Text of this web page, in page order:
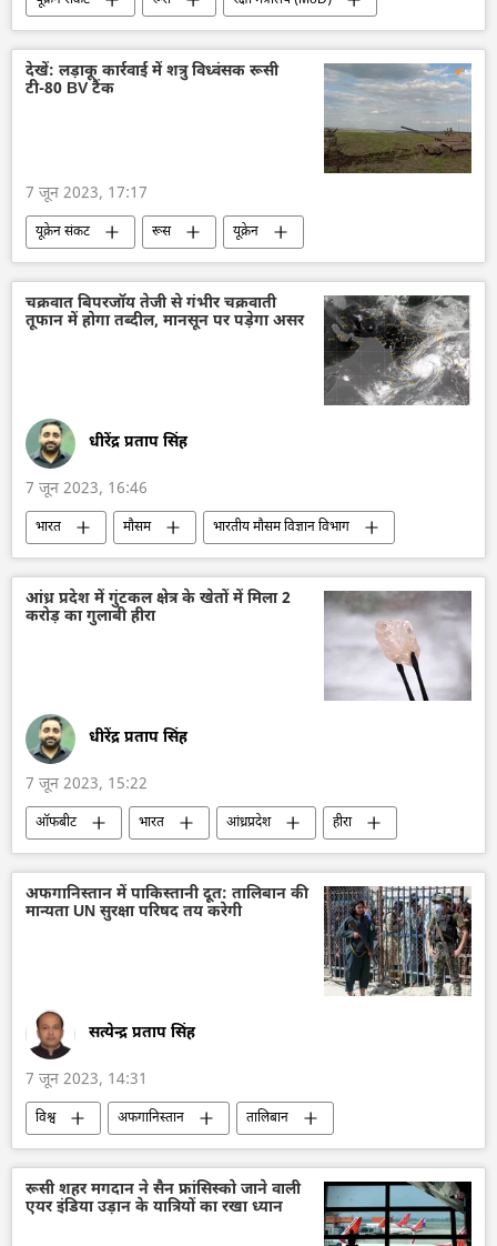
राष्ट्रीय सुरक्षा
विशेष सैन्य अभियान
सैन्य सहायता
यूक्रेन
यूक्रेन सशस्त्र बल
देखें: लड़ाकू कार्रवाई में शत्रु विध्वंसक रूसी
टी-80 BV टैंक
7 जून 2023, 17:17
यूक्रेन संकट रूस
यूक्रेन
यूक्रेन सशस्त्र बल
रूसी सेना
रूसी टैंक
विशेष सैन्य अभियान
कीव
राष्ट्रीय सुरक्षा
उत्पादन
लड़ाकू वाहन रक्षा मंत्रालय (MoD)
चक्रवात बिपरजॉय तेजी से गंभीर चक्रवाती
तूफान में होगा तब्दील, मानसून पर पड़ेगा असर
धीरेंद्र प्रताप सिंह
7 जून 2023, 16:46
भारत मौसम
भारतीय मौसम विज्ञान विभाग
जलवायु परिवर्तन
चक्रवात बिपरजॉय
प्रकृति संरक्षण
प्राकृतिक विपदा
Explainers
आंध्र प्रदेश में गुंटकल क्षेत्र के खेतों में मिला 2
करोड़ का गुलाबी हीरा
धीरेंद्र प्रताप सिंह
7 जून 2023, 15:22
ऑफबीट भारत आंध्रप्रदेश
हीरा
हीरा व्यापार
राष्ट्रीय खजाना
खनिज
भारतीय किसान
आय स्तर
अफगानिस्तान में पाकिस्तानी दूत: तालिबान की
मान्यता UN सुरक्षा परिषद तय करेगी
सत्येन्द्र प्रताप सिंह
7 जून 2023, 14:31
विश्व अफगानिस्तान
तालिबान
संयुक्त राष्ट्र
संयुक्त राष्ट्र महासचिव
पाकिस्तान
तहरीक-ए-तालिबान पाकिस्तान (टीटीपी)
यूएन सुरक्षा परिषद
रूसी शहर मगदान ने सैन फ्रांसिस्को जाने वाली
एयर इंडिया उड़ान के यात्रियों का रखा ध्यान